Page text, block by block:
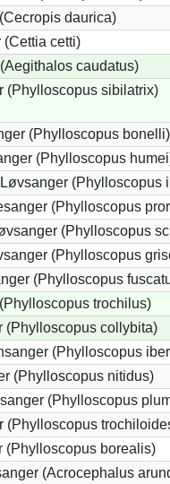
daurica)
cetti)
caudatus)
(Phylloscopus sibilatrix)
(Phylloscopus bonelli)
(Phylloscopus
(Phylloscopus
(Phylloscopus
(Phylloscopus
(Phylloscopus
(Phylloscopus
trochilus)
(Phylloscopus collybita)
(Phylloscopus
(Phylloscopus nitidus)
(Phylloscopus
(Phylloscopus
(Phylloscopus borealis)
(Acrocephalus